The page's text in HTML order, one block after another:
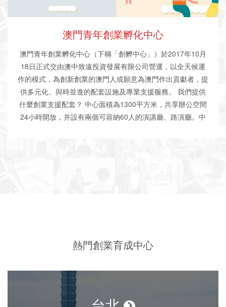
上市公司、造就百個
新星、打磨千家創意企業、掀起萬人
創業熱潮，最終打造珠三角最具“互聯網+”思維的創業新高
地。 項目選址於橫琴口岸對面，用地面積12.8萬平方米，建
體，首期3萬平方米2015年6月29日投入使用。
澳門青年創業孵化中心
澳門青年創業孵化中心（下稱「創孵中心」）於2017年10月
18日正式交由澳中致遠投資發展有限公司營運，以全天候運
作的模式，為創新創業的澳門人或願意為澳門作出貢獻者，提
供多元化、與時並進的配套設施及專業支援服務。 我們提供
什麼創業支援配套？ 中心面積為1300平方米，共享辦公空間
24小時開放，并設有兩個可容納60人的演講廳、路演廳。中
熱門創業育成中心